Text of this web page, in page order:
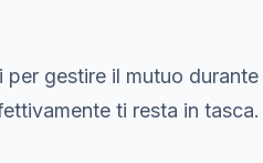
gestire il mutuo
ti resta in tasca.